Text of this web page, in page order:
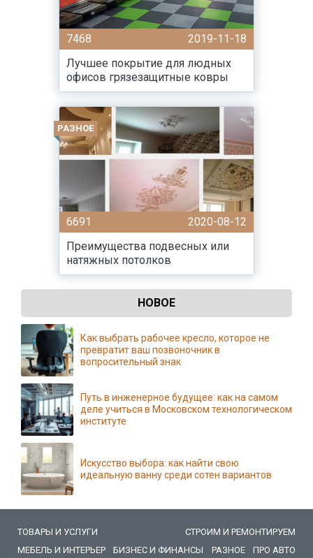
7468
2019-11-18
Лучшее покрытие для людных
офисов грязезащитные ковры
РАЗНОЕ
6691
2020-08-12
Преимущества подвесных или
натяжных потолков
НОВОЕ
Как выбрать рабочее кресло, которое не
превратит ваш позвоночник в
вопросительный знак
Путь в инженерное будущее: как на самом
деле учиться в Московском технологическом
институте
Искусство выбора: как найти свою
идеальную ванну среди сотен вариантов
ТОВАРЫ И УСЛУГИ
СТРОИМ И РЕМОНТИРУЕМ
МЕБЕЛЬ И ИНТЕРЬЕР
БИЗНЕС И ФИНАНСЫ РАЗНОЕ ПРО АВТО